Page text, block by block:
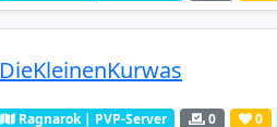
DieKleinenKurwas
Ragnarok | PVP-Server 0 0